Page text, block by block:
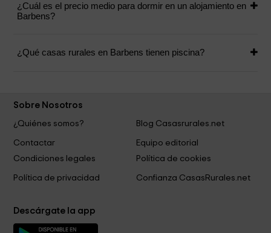
¿Cuál es el precio medio para dormir en un alojamiento en
Barbens?
¿Qué casas rurales en Barbens tienen piscina?
Sobre Nosotros
¿Quiénes somos?
Blog Casasrurales.net
Contactar
Equipo editorial
Condiciones legales
Política de cookies
Política de privacidad Confianza CasasRurales.net
Descárgate la app